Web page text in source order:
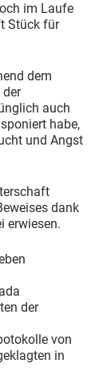
im Laufe
Stück für
dem
auch
habe,
und Angst
dank
erwiesen.
der
von
in